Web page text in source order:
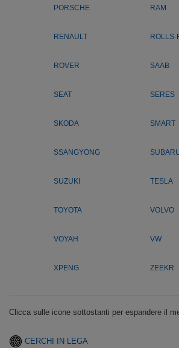
PORSCHE RAM
RENAULT ROLLS-
ROVER SAAB
SEAT SERES
SKODA SMART
SSANGYONG
SUZUKI TESLA
TOYOTA VOLVO
VOYAH VW
XPENG ZEEKR
Clicca sulle icone sottostanti per espandere il
CERCHI IN LEGA